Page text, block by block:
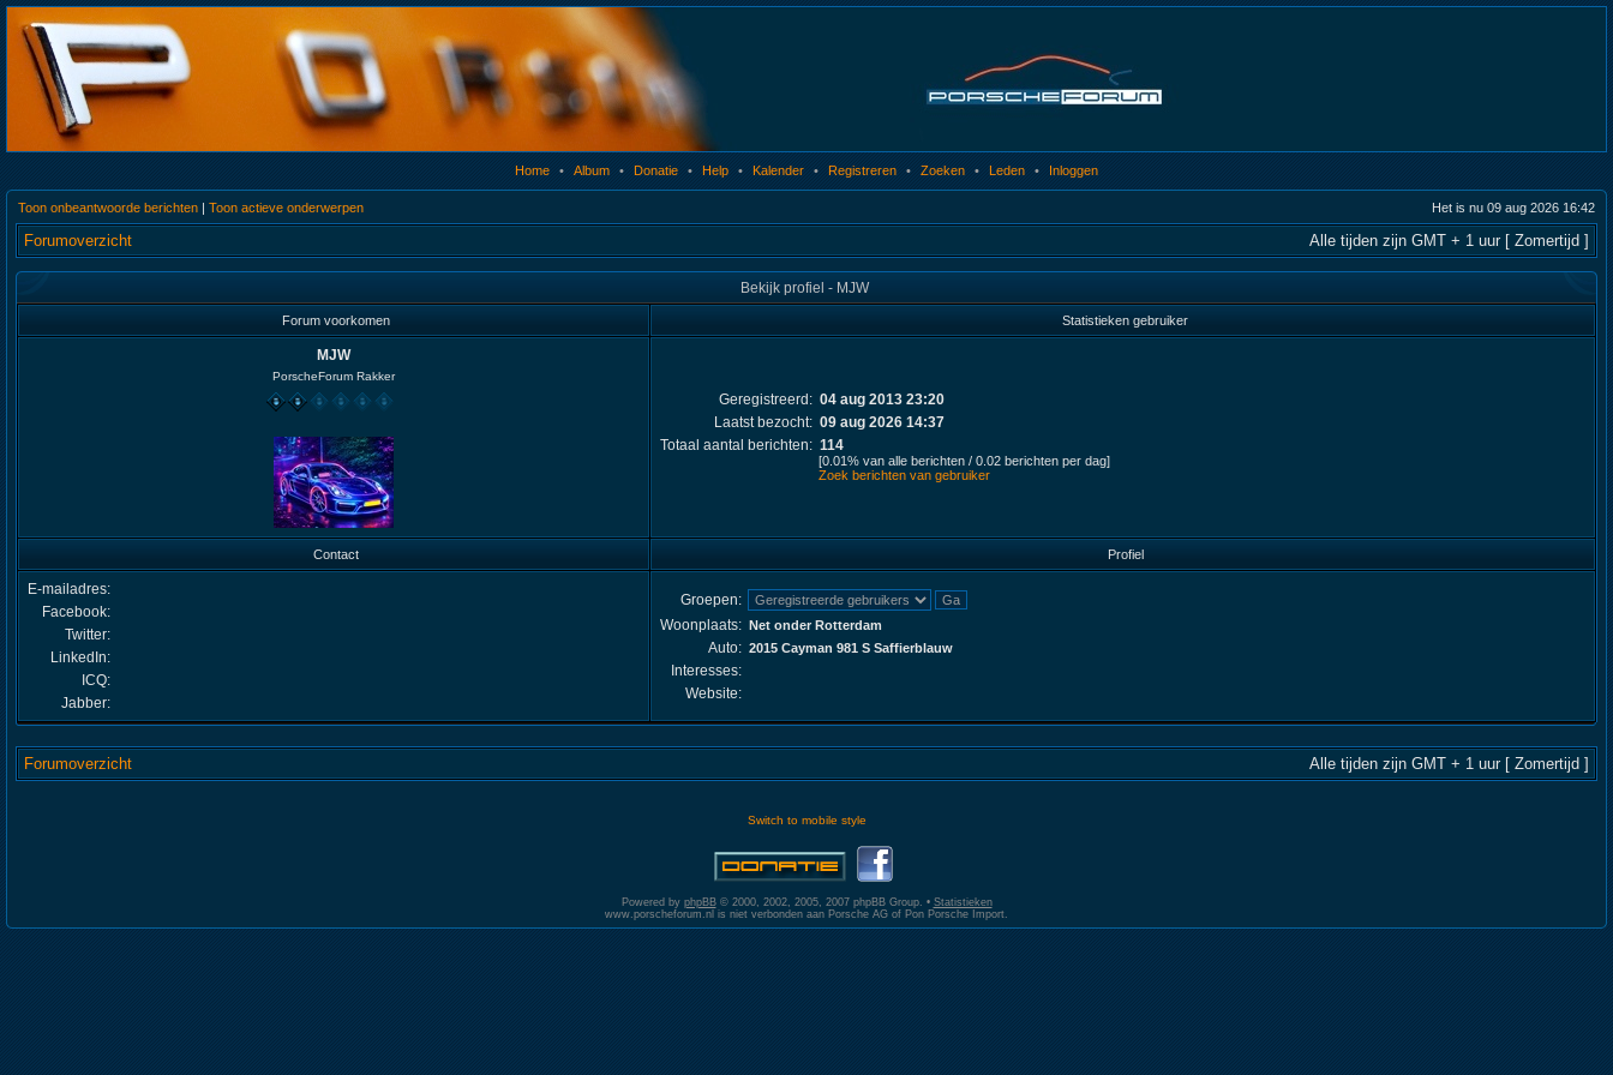
Home • Album • Donatie • Help • Kalender • Registreren • Zoeken • Leden • Inloggen
Toon onbeantwoorde berichten | Toon actieve onderwerpen Het is nu 09 aug 2026 16:42
Forumoverzicht Alle tijden zijn GMT + 1 uur [ Zomertijd ]
Bekijk profiel - MJW
Forum voorkomen Statistieken gebruiker
MJW
PorscheForum Rakker
Geregistreerd: 04 aug 2013 23:20
Laatst bezocht: 09 aug 2026 14:37
Totaal aantal berichten: 114
[0.01% van alle berichten / 0.02 berichten per dag]
Zoek berichten van gebruiker
Contact Profiel
E-mailadres:
Facebook:
Twitter:
LinkedIn:
ICQ:
Jabber:
Groepen:
Woonplaats: Net onder Rotterdam
Auto: 2015 Cayman 981 S Saffierblauw
Interesses:
Website:
Forumoverzicht Alle tijden zijn GMT + 1 uur [ Zomertijd ]
Switch to mobile style
Powered by phpBB© 2000, 2002, 2005, 2007 phpBB Group. • Statistieken
www.porscheforum.nl is niet verbonden aan Porsche AG of Pon Porsche Import.